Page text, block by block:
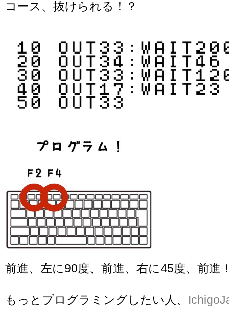
コース、抜けられる！？
前進、左に90度、前進、右に45度、前進
もっとプログラミングしたい人、